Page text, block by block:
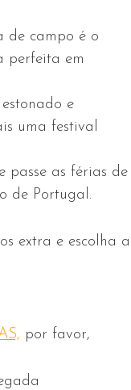
de campo é o
perfeita em
e
uma festival
passe as férias de
de Portugal.
extra e escolha a
por favor,